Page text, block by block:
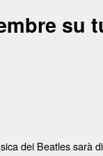
su
dei Beatles sarà